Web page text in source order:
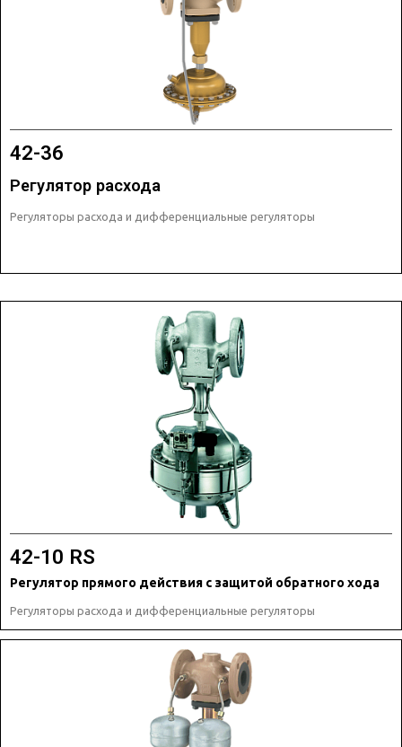
42-36
Регулятор расхода
Регуляторы расхода и дифференциальные регуляторы
42-10 RS
Регулятор прямого действия с защитой обратного хода
Регуляторы расхода и дифференциальные регуляторы